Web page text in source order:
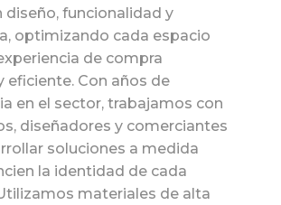
diseño, funcionalidad y
optimizando cada espacio
de compra
eficiente. Con años de
en el sector, trabajamos con
diseñadores y comerciantes
soluciones a medida
la identidad de cada
materiales de alta